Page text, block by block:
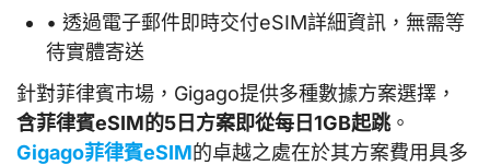
• 透過電子郵件即時交付eSIM詳細資訊，無需等
待實體寄送
針對菲律賓市場，Gigago提供多種數據方案選擇，
含菲律賓eSIM的5日方案即從每日1GB起跳。
Gigago菲律賓eSIM的卓越之處在於其方案費用具多